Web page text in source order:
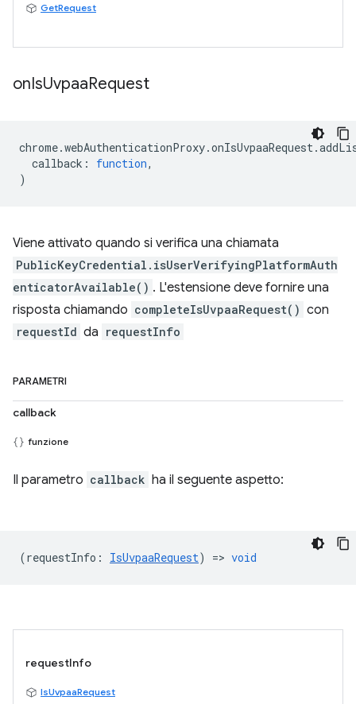
GetRequest
onIsUvpaaRequest
chrome.webAuthenticationProxy.onIsUvpaaRequest.
callback : function,
)
Viene attivato quando si verifica una chiamata
PublicKeyCredential.isUserVerifyingPlatformAuth
enticatorAvailable() . L'estensione deve fornire una
risposta chiamando completeIsUvpaaRequest() con
requestId da requestInfo
PARAMETRI
callback
funzione
Il parametro callback ha il seguente aspetto:
(requestInfo : IsUvpaaRequest) => void
requestInfo
IsUvpaaRequest